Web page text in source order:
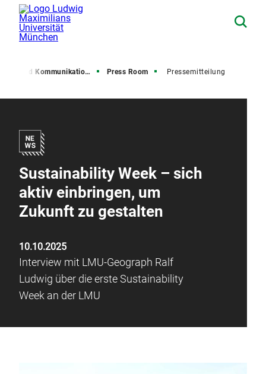
und Kommunikation (PuK) Press Room Pressemitteilung
Sustainability Week – sich
aktiv einbringen, um
Zukunft zu gestalten
10.10.2025
Interview mit LMU-Geograph Ralf
Ludwig über die erste Sustainability
Week an der LMU